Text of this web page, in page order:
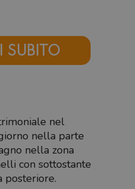
SUBITO
nel
nella parte
nella zona
con sottostante
posteriore.